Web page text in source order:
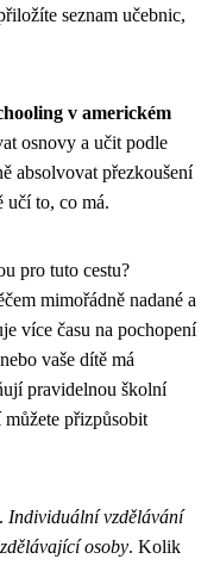
seznam učebnic,
v americkém
osnovy a učit podle
absolvovat přezkoušení
učí to, co má.
pro tuto cestu?
mimořádně nadané a
více času na pochopení
vaše dítě má
pravidelnou školní
přizpůsobit
Individuální vzdělávání
osoby. Kolik